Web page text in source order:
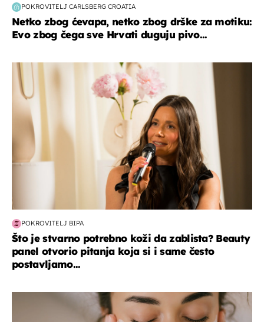
POKROVITELJ CARLSBERG CROATIA
Netko zbog ćevapa, netko zbog drške za motiku:
Evo zbog čega sve Hrvati duguju pivo...
moda & ljepota
POKROVITELJ BIPA
Što je stvarno potrebno koži da zablista? Beauty
panel otvorio pitanja koja si i same često
postavljamo...
moda & ljepota